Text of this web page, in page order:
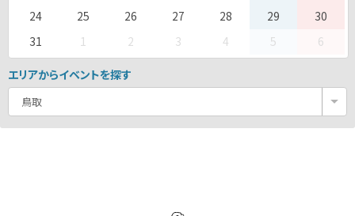
24
25 26 27 28 29
30
31
1 2 3 4 5 6
エリアからイベントを探す